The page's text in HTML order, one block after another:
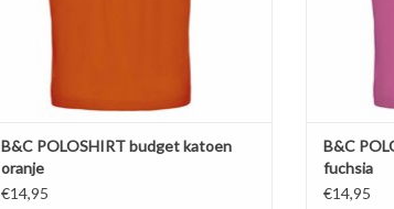
B&C POLOSHIRT budget katoen
oranje
€14,95
B&C
fuchsia
€14,95